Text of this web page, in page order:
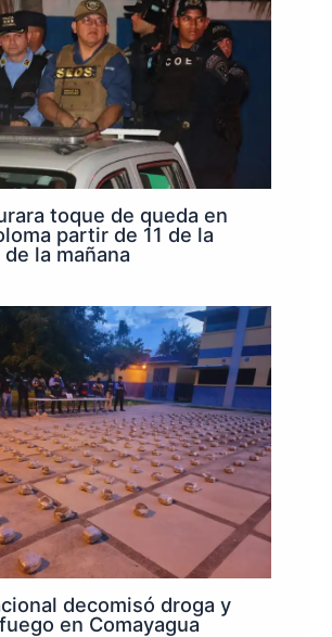
toque de queda en
partir de 11 de la
la mañana
decomisó droga y
en Comayagua